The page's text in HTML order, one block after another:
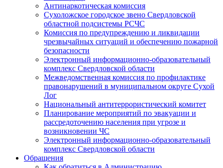
Антинаркотическая комиссия
Сухоложское городское звено Свердловской
областной подсистемы РСЧС
Комиссия по предупреждению и ликвидации
чрезвычайных ситуаций и обеспечению пожарной
безопасности
Электронный информационно-образовательный
комплекс Cвердловской области
Межведомственная комиссия по профилактике
правонарушений в муниципальном округе Сухой
Лог
Национальный антитеррористический комитет
Планирование мероприятий по эвакуации и
рассредоточению населения при угрозе и
возникновении ЧС
Электронный информационно-образовательный
комплекс Свердловской области
Обращения